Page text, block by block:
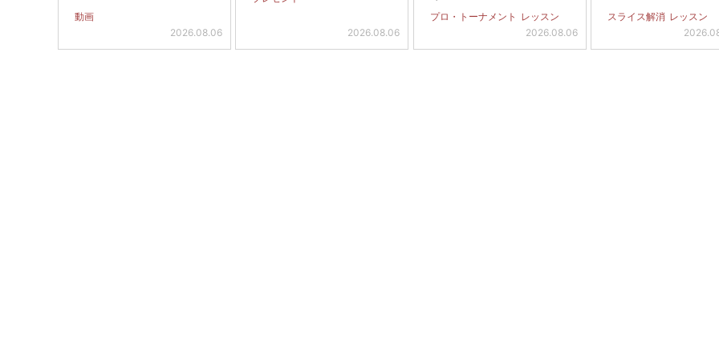
動画
2026.08.06
2026.08.06
プロ・トーナメント レッスン
2026.08.06
スライス解消 レッスン